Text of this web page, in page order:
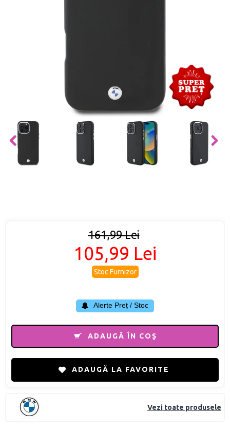
Vezi toate produsele
161,99 Lei
105,99 Lei
Stoc Furnizor
Alerte Preț / Stoc
ADAUGĂ ÎN COŞ
ADAUGĂ LA FAVORITE